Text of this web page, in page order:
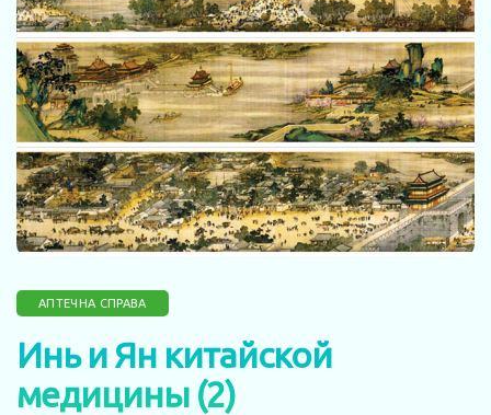
АПТЕЧНА СПРАВА
Инь и Ян китайской
медицины (2)